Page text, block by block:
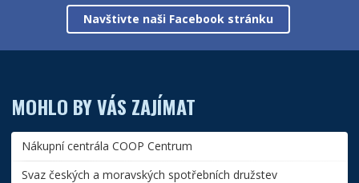
Navštivte naši Facebook stránku
MOHLO BY VÁS ZAJÍMAT
Nákupní centrála COOP Centrum
Svaz českých a moravských spotřebních družstev